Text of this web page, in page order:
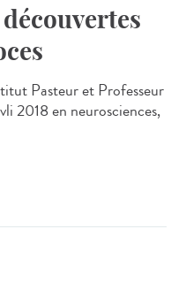
Pasteur et Professeur
2018 en neurosciences,